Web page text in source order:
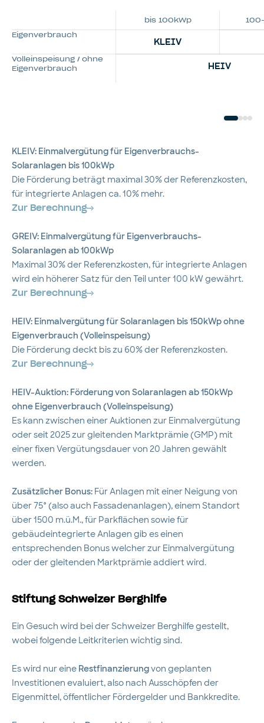
bis 100kWp
Eigenverbrauch
KLEIV
Volleinspeisung / ohne
Eigenverbrauch
HEIV
KLEIV: Einmalvergütung für Eigenverbrauchs-
Solaranlagen bis 100kWp
Die Förderung beträgt maximal 30% der Referenzkosten,
für integrierte Anlagen ca. 10% mehr.
Zur Berechnung
GREIV: Einmalvergütung für Eigenverbrauchs-
Solaranlagen ab 100kWp
Maximal 30% der Referenzkosten, für integrierte Anlagen
wird ein höherer Satz für den Teil unter 100 kW gewährt.
Zur Berechnung
HEIV: Einmalvergütung für Solaranlagen bis 150kWp ohne
Eigenverbrauch (Volleinspeisung)
Die Förderung deckt bis zu 60% der Referenzkosten.
Zur Berechnung
HEIV-Auktion: Förderung von Solaranlagen ab 150kWp
ohne Eigenverbrauch (Volleinspeisung)
Es kann zwischen einer Auktionen zur Einmalvergütung
oder seit 2025 zur gleitenden Marktprämie (GMP) mit
einer fixen Vergütungsdauer von 20 Jahren gewählt
werden.
Zusätzlicher Bonus: Für Anlagen mit einer Neigung von
über 75° (also auch Fassadenanlagen), einem Standort
über 1500 m.ü.M., für Parkflächen sowie für
gebäudeintegrierte Anlagen gib es einen
entsprechenden Bonus welcher zur Einmalvergütung
oder der gleitenden Marktprämie addiert wird.
Stiftung Schweizer Berghilfe
Ein Gesuch wird bei der Schweizer Berghilfe gestellt,
wobei folgende Leitkriterien wichtig sind.
Es wird nur eine Restfinanzierungvon geplanten
Investitionen evaluiert, also nach Ausschöpfen der
Eigenmittel, öffentlicher Fördergelder und Bankkredite.